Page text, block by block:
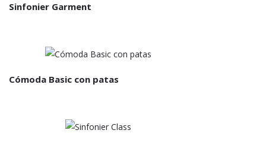
Sinfonier Garment
Cómoda Basic con patas